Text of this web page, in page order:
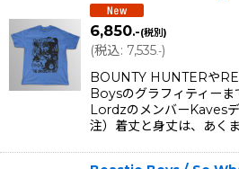
6,850.-(税別)
(税込: 7,535.-)
BOUNTY HUNTERや
Boysのグラフィティーま
LordzのメンバーKavesデ
注）着丈と身丈は、あく